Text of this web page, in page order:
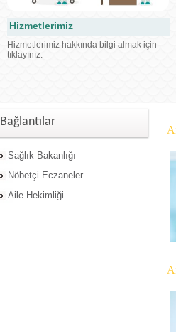
Hizmetlerimiz
Hizmetlerimiz hakkında bilgi almak için
tıklayınız.
Bağlantılar
Sağlık Bakanlığı
Nöbetçi Eczaneler
Aile Hekimliği